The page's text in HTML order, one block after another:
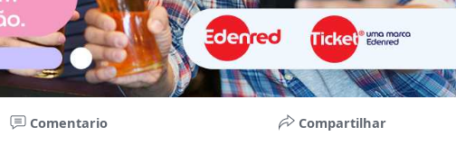
Comentario Compartilhar